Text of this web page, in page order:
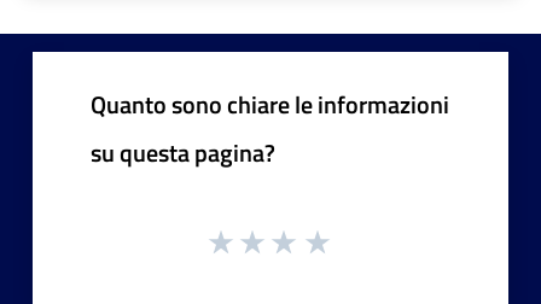
Quanto sono chiare le informazioni
su questa pagina?